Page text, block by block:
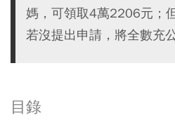
媽，可領取4萬2206元；
若沒提出申請，將全數充公
目錄